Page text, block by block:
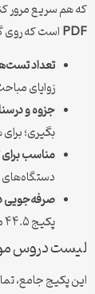
که هم سریع مرور
PDF است که روی
تعداد
زوایای
جزوه و
بگیری؛
مناسب برای
دستگاه‌های
صرفه‌جویی
پکیج ۴۴.۵ مگابایتی، همه چیز رو داری.
لیست دروس موجود